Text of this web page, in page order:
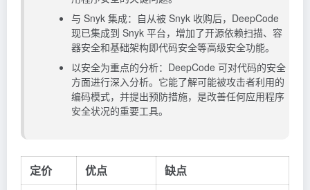
与 Snyk 集成：自从被 Snyk 收购后，DeepCode
现已集成到 Snyk 平台，增加了开源依赖扫描、容
器安全和基础架构即代码安全等高级安全功能。
以安全为重点的分析：DeepCode 可对代码的安全
方面进行深入分析。它能了解可能被攻击者利用的
编码模式，并提出预防措施，是改善任何应用程序
安全状况的重要工具。
定价 优点
缺点